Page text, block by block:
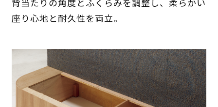
座り心地と耐久性を両立。